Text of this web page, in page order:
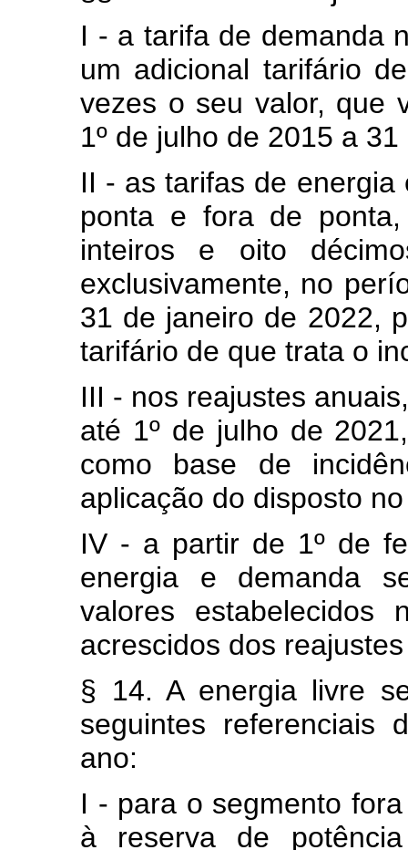
I - a tarifa de demanda
um adicional tarifário
vezes o seu valor, que
1º de julho de 2015 a
II - as tarifas de
ponta e fora de
inteiros e oito
exclusivamente, no
31 de janeiro de 2022,
tarifário de que trata o
III - nos reajustes
até 1º de julho de
como base de
aplicação do disposto
IV - a partir de 1º de
energia e demanda
valores
acrescidos dos
§ 14. A energia livre
seguintes referenciais
ano:
I - para o segmento
à reserva de